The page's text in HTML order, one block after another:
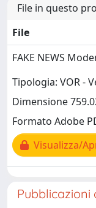
File in questo
File
FAKE NEWS
Tipologia: VOR -
Dimensione
Formato Adobe
Visualizza/
Pubblicazioni